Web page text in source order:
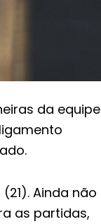
da equipe
Ainda não
as partidas,